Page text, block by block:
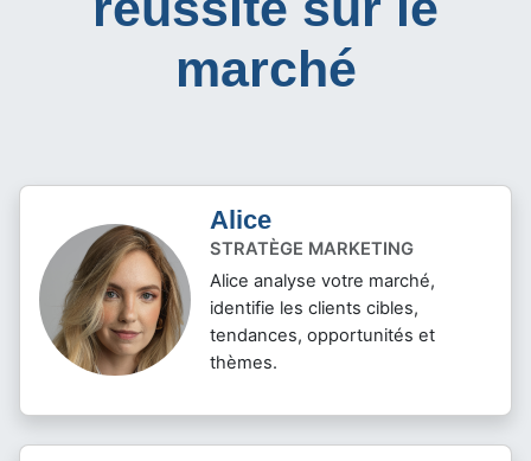
marché
Alice
STRATÈGE MARKETING
Alice analyse votre marché,
identifie les clients cibles,
tendances, opportunités et
thèmes.